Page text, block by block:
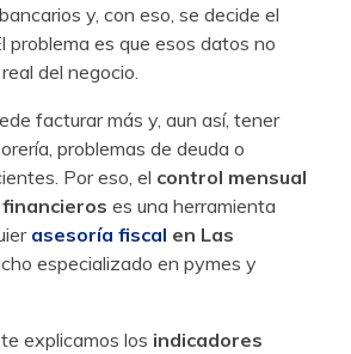
y, con eso, se decide el
problema es que esos datos no
del negocio.
facturar más y, aun así, tener
problemas de deuda o
Por eso, el control mensual
es una herramienta
asesoría fiscal en Las
especializado en pymes y
explicamos los indicadores